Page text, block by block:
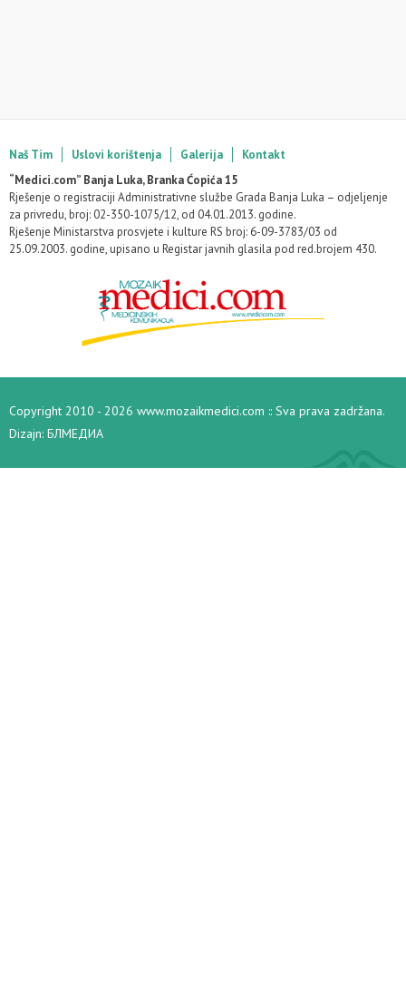
Naš Tim Uslovi korištenja Galerija
Kontakt
“Medici.com” Banja Luka, Branka Ćopića 15
Rješenje o registraciji Administrativne službe Grada Banja Luka – odjeljenje
za privredu, broj: 02-350-1075/12, od 04.01.2013. godine.
Rješenje Ministarstva prosvjete i kulture RS broj: 6-09-3783/03 od
25.09.2003. godine, upisano u Registar javnih glasila pod red.brojem 430.
Copyright 2010 - 2026 www.mozaikmedici.com :: Sva prava zadržana.
Dizajn: БЛМЕДИА